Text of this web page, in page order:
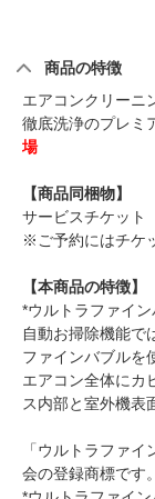
商品の特徴
エアコンクリーニ
徹底洗浄のプレミ
場
【商品同梱物】
サービスチケット
※ご予約にはチケ
【本商品の特徴】
*ウルトラファイ
自動お掃除機能で
ファインバブルを
エアコン全体にカ
ス内部と室外機表
「ウルトラファ
会の登録商標です。